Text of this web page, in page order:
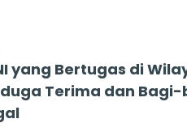
yang Bertugas di
Terima dan